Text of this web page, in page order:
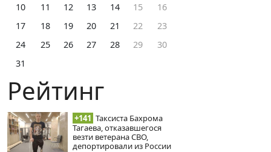
10
11 12 13 14 15
16
17
18 19 20 21 22
23
24
25 26 27 28 29
30
31
Рейтинг
+141 Таксиста Бахрома
Тагаева, отказавшегося
везти ветерана СВО,
депортировали из России